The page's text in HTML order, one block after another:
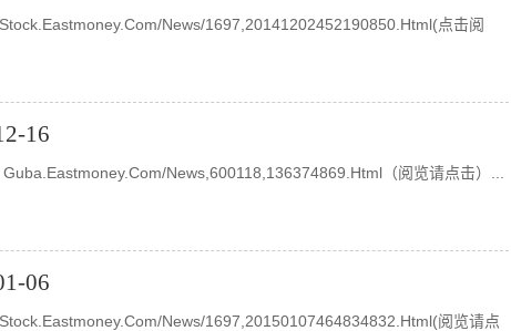
news/1697,20141202452190850.html(点击阅
16
news,600118,136374869.html（阅览请点击）
06
news/1697,20150107464834832.html(阅览请点